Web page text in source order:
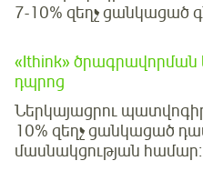
7-10% զեղչ ցանկացած
«Ithink» ծրագրավորման
դպրոց
Ներկայացրու
10% զեղչ ցանկացած
մասնակցության համար։